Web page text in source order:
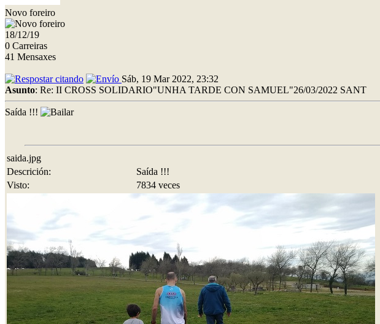
Novo foreiro
18/12/19
0 Carreiras
41 Mensaxes
Sáb, 19 Mar 2022, 23:32
Asunto: Re: II CROSS SOLIDARIO"UNHA TARDE CON SAMUEL"26/03/2022 SANT
Saída !!!
saida.jpg
Descrición:
Saída !!!
Visto:
7834 veces